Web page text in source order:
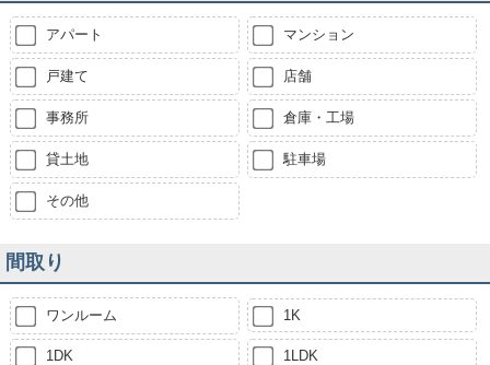
アパート マンション
戸建て 店舗
事務所 倉庫・工場
貸土地 駐車場
その他
間取り
ワンルーム 1K
1DK 1LDK